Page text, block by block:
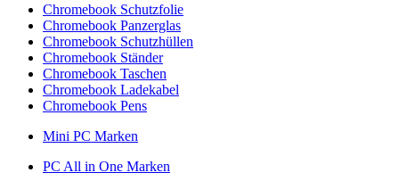
Chromebook Schutzfolie
Chromebook Panzerglas
Chromebook Schutzhüllen
Chromebook Ständer
Chromebook Taschen
Chromebook Ladekabel
Chromebook Pens
Mini PC Marken
PC All in One Marken